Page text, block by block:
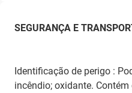
SEGURANÇA E
Identificação de perigo :
incêndio; oxidante.